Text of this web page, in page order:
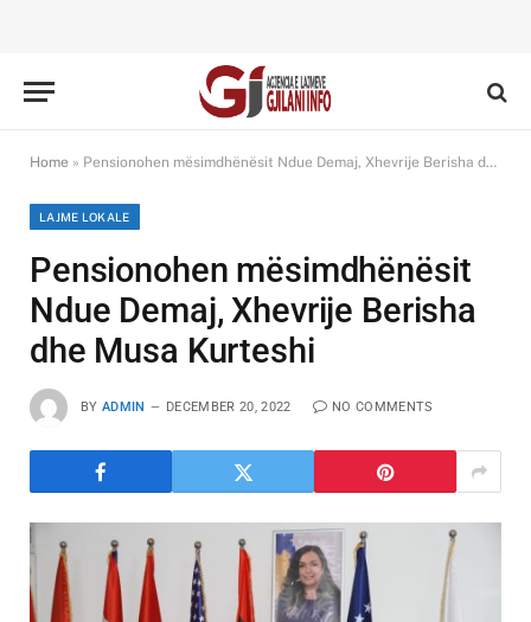
Home » Pensionohen mësimdhënësit Ndue Demaj, Xhevrije Berisha dhe Musa Kurteshi
LAJME LOKALE
Pensionohen mësimdhënësit
Ndue Demaj, Xhevrije Berisha
dhe Musa Kurteshi
BY ADMIN DECEMBER 20, 2022 NO COMMENTS